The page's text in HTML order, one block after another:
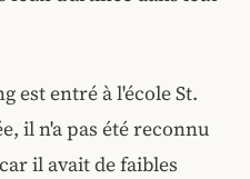
est entré à l'école St.
il n'a pas été reconnu
il avait de faibles